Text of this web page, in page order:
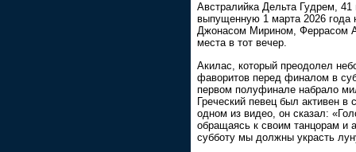
Австралийка Дельта Гудрем,
выпущенную 1 марта 2026 года
Джонасом Мирином, Феррасом
места в тот вечер.
Акилас, который преодолел
фаворитов перед финалом в
первом полуфинале набрало
Греческий певец был активен
одном из видео, он сказал:
обращаясь к своим танцорам и
субботу мы должны украсть